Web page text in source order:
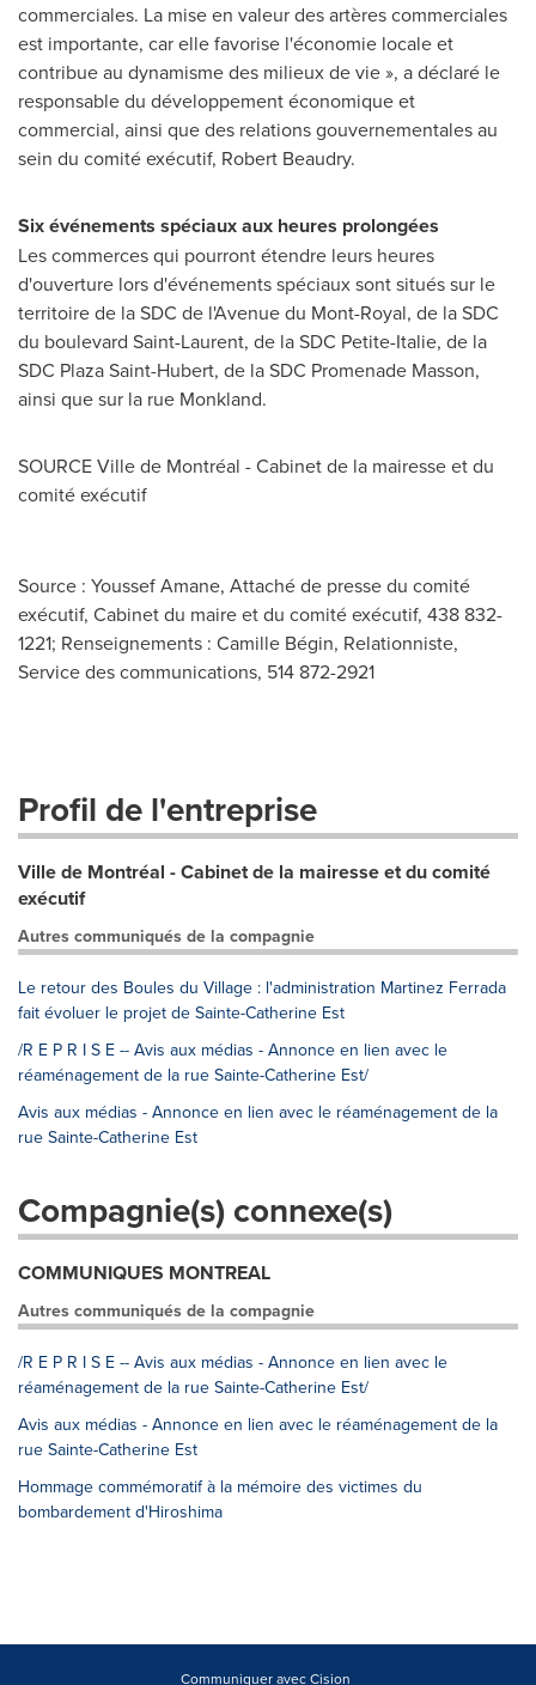
commerciales. La mise en valeur des artères commerciales
est importante, car elle favorise l'économie locale et
contribue au dynamisme des milieux de vie », a déclaré le
responsable du développement économique et
commercial, ainsi que des relations gouvernementales au
sein du comité exécutif, Robert Beaudry.
Six événements spéciaux aux heures prolongées
Les commerces qui pourront étendre leurs heures
d'ouverture lors d'événements spéciaux sont situés sur le
territoire de la SDC de l'Avenue du Mont-Royal, de la SDC
du boulevard Saint-Laurent, de la SDC Petite-Italie, de la
SDC Plaza Saint-Hubert, de la SDC Promenade Masson,
ainsi que sur la rue Monkland.
SOURCE Ville de Montréal - Cabinet de la mairesse et du
comité exécutif
Source : Youssef Amane, Attaché de presse du comité
exécutif, Cabinet du maire et du comité exécutif, 438 832-
1221; Renseignements : Camille Bégin, Relationniste,
Service des communications, 514 872-2921
Profil de l'entreprise
Ville de Montréal - Cabinet de la mairesse et du comité
exécutif
Autres communiqués de la compagnie
Le retour des Boules du Village : l'administration Martinez Ferrada
fait évoluer le projet de Sainte-Catherine Est
/R E P R I S E -- Avis aux médias - Annonce en lien avec le
réaménagement de la rue Sainte-Catherine Est/
Avis aux médias - Annonce en lien avec le réaménagement de la
rue Sainte-Catherine Est
Compagnie(s) connexe(s)
COMMUNIQUES MONTREAL
Autres communiqués de la compagnie
/R E P R I S E -- Avis aux médias - Annonce en lien avec le
réaménagement de la rue Sainte-Catherine Est/
Avis aux médias - Annonce en lien avec le réaménagement de la
rue Sainte-Catherine Est
Hommage commémoratif à la mémoire des victimes du
bombardement d'Hiroshima
Communiquer avec Cision